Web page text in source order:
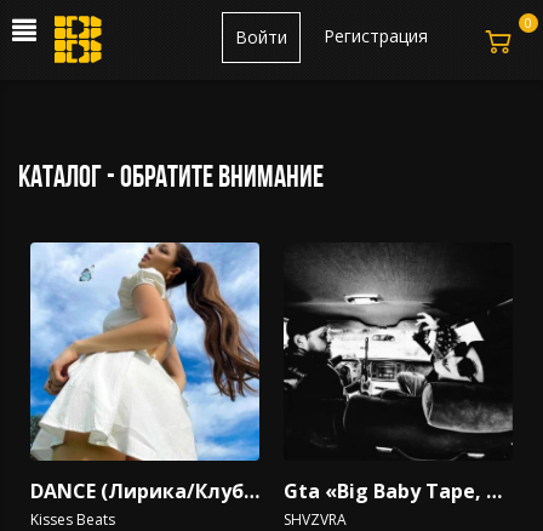
Регистрация
Войти
каталог - обратите внимание
DANCE (Лирика/Клубный/Грустный/Дэнсхолл/Танцевальный/Моргенштерн)
Kisses Beats
Gta «Big Baby Tape, Trap, FRIENDLY THUG 52, Hip-Hop»
SHVZVRA
0